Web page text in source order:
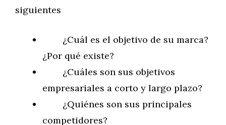
siguientes
¿Cuál es el objetivo de su marca?
¿Por qué existe?
¿Cuáles son sus objetivos
empresariales a corto y largo plazo?
¿Quiénes son sus principales
competidores?